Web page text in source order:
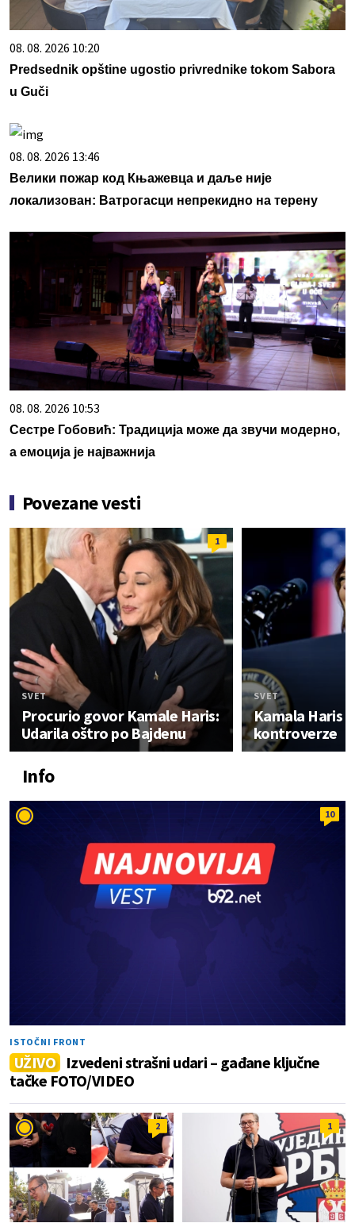
08. 08. 2026 10:20
Predsednik opštine ugostio privrednike tokom Sabora
u Guči
08. 08. 2026 13:46
Велики пожар код Књажевца и даље није
локализован: Ватрогасци непрекидно на терену
08. 08. 2026 10:53
Сестре Гобовић: Традиција може да звучи модерно,
а емоција је најважнија
Povezane vesti
1
SVET
Procurio govor Kamale Haris:
Udarila oštro po Bajdenu
SVET
Kamala Haris
kontroverze
Info
10
ISTOČNI FRONT
UŽIVO Izvedeni strašni udari – gađane ključne
tačke FOTO/VIDEO
2 1